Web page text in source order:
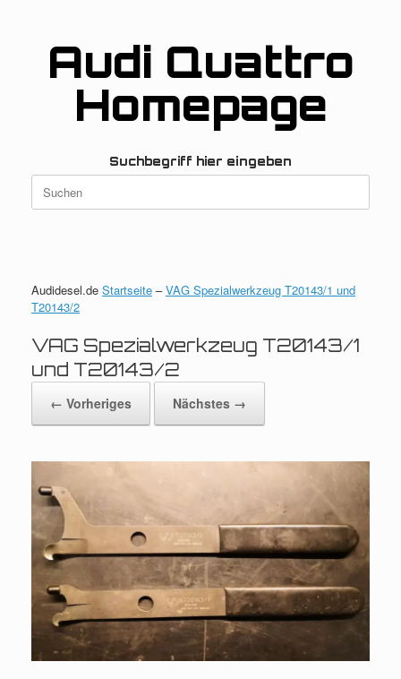
Audi Quattro
Homepage
Suchbegriff hier eingeben
Suchen
nach:
Audidesel.de Startseite –VAG Spezialwerkzeug T20143/1 und
T20143/2
VAG Spezialwerkzeug T20143/1
und T20143/2
← Vorheriges Nächstes →